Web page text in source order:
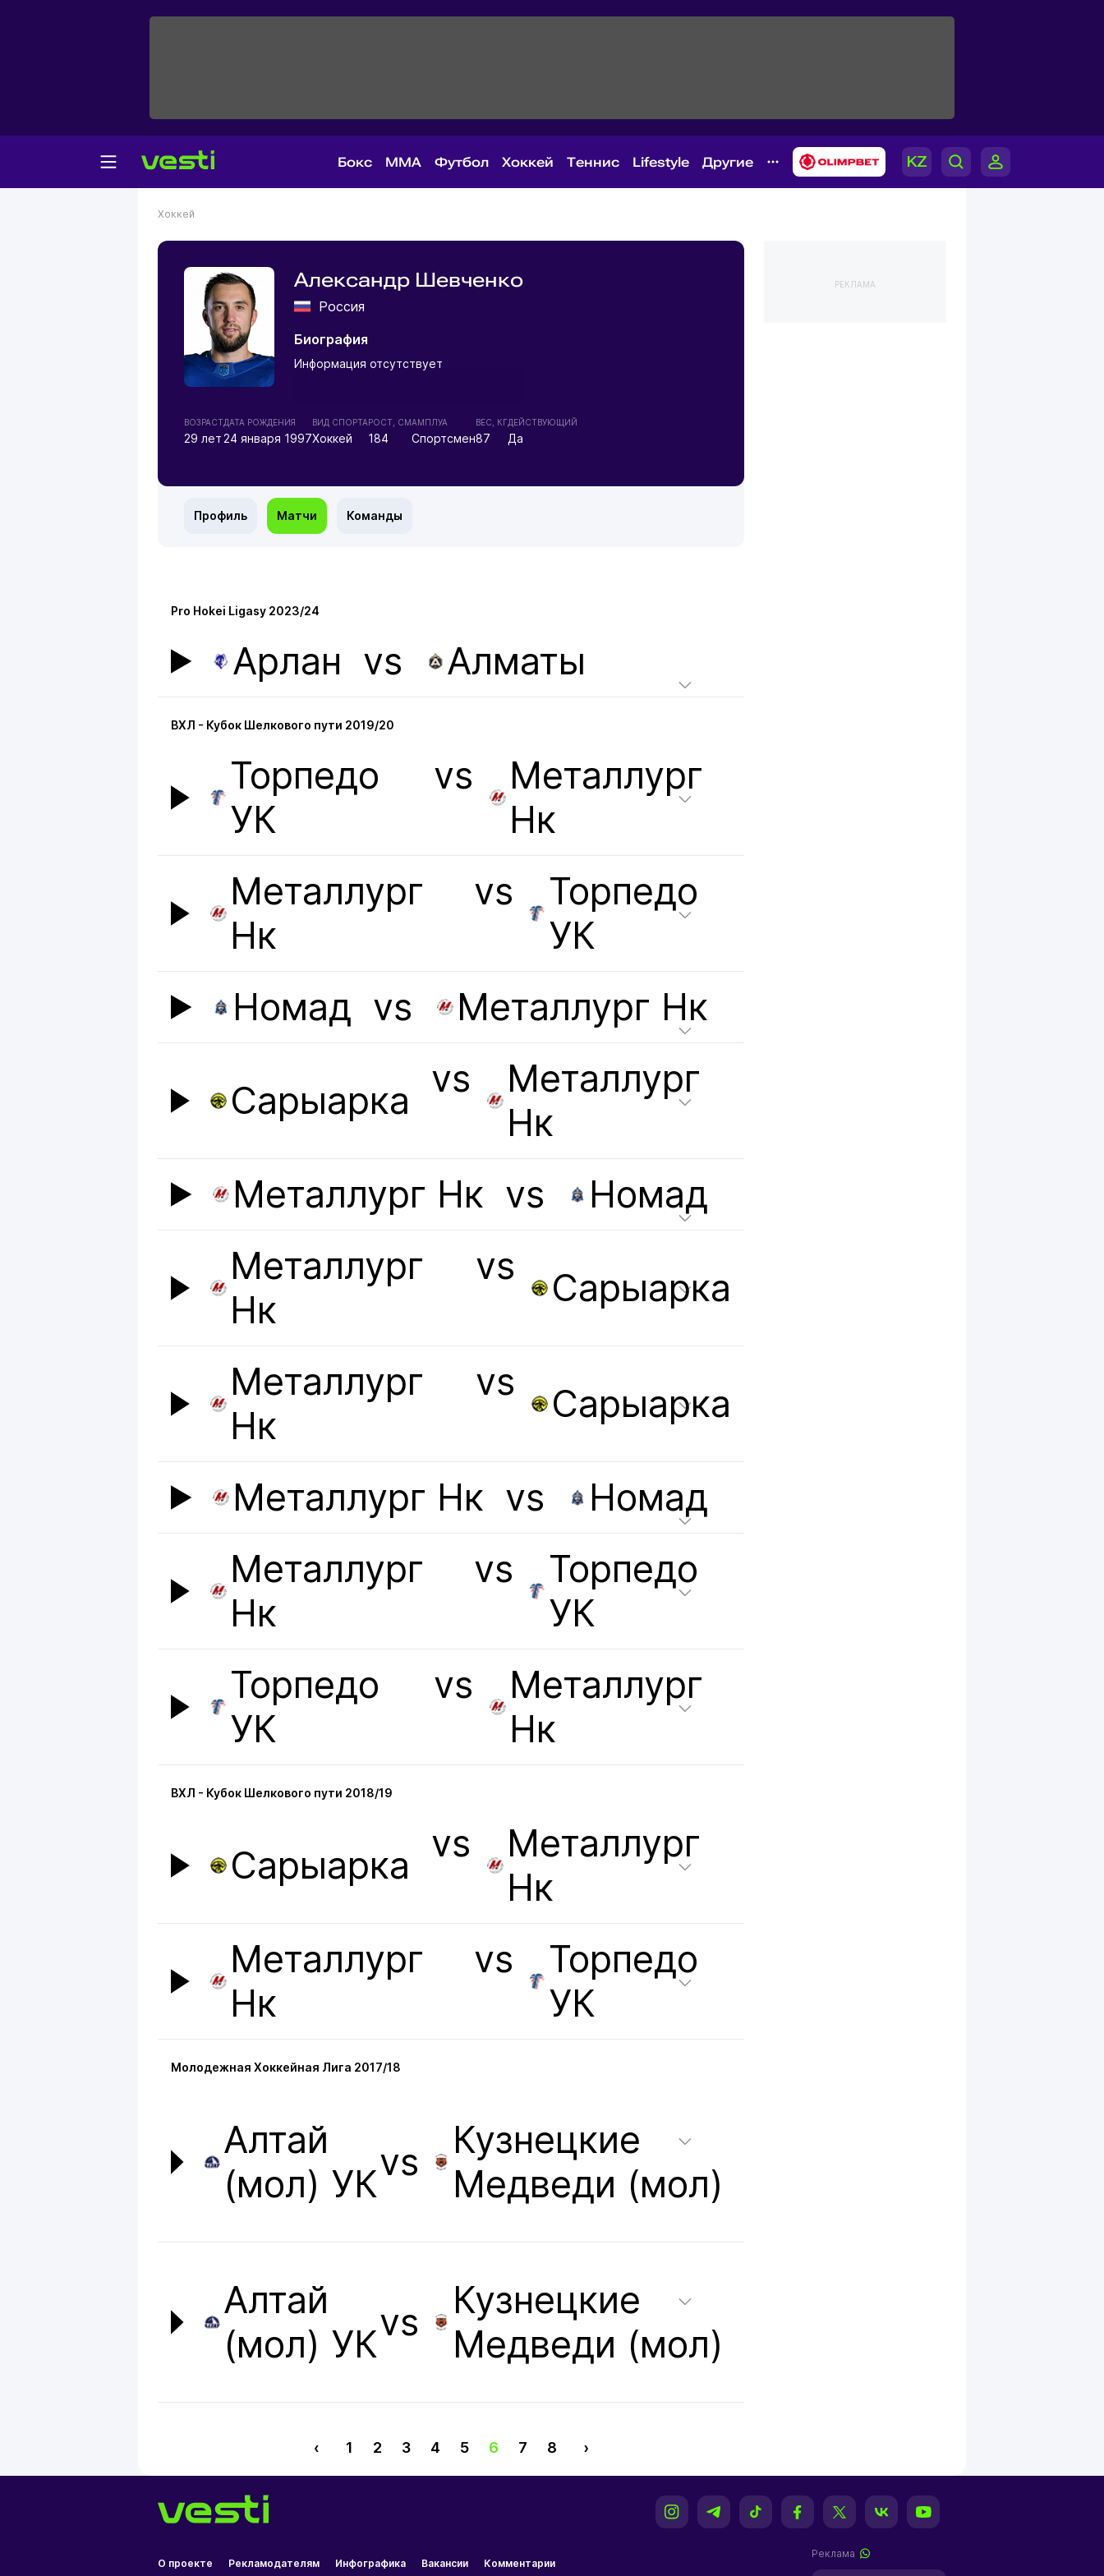
Бокс MMA Футбол Хоккей Теннис Lifestyle Другие
Хоккей
Александр Шевченко
Россия
Биография
Информация отсутствует
ВОЗРАСТ
29 лет
ДАТА РОЖДЕНИЯ
24 января 1997
ВИД СПОРТА
Хоккей
РОСТ, СМ
184
АМПЛУА
Спортсмен
ВЕС, КГ
87
ДЕЙСТВУЮЩИЙ
Да
Профиль Матчи Команды
Pro Hokei Ligasy 2023/24
Арлан vs Алматы
ВХЛ - Кубок Шелкового пути 2019/20
Торпедо
УК
vs
Металлург
Нк
Металлург
Нк
vs
Торпедо
УК
Номад vs Металлург Нк
Сарыарка vs
Металлург
Нк
Металлург Нк vs
Номад
Металлург
Нк
vs Сарыарка
Металлург
Нк
vs Сарыарка
Металлург Нк vs
Номад
Металлург
Нк
vs
Торпедо
УК
Торпедо
УК
vs
Металлург
Нк
ВХЛ - Кубок Шелкового пути 2018/19
Сарыарка vs
Металлург
Нк
Металлург
Нк
vs
Торпедо
УК
Молодежная Хоккейная Лига 2017/18
Алтай
(мол) УКvs
Кузнецкие
Медведи (мол)
Алтай
(мол) УКvs
Кузнецкие
Медведи (мол)
‹ 1 2 3 4 5 6 7 8 ›
РЕКЛАМА
О проекте Рекламодателям Инфографика Вакансии Комментарии
Реклама